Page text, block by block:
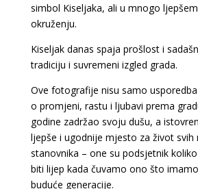
simbol Kiseljaka, ali u mnogo
okruženju.
Kiseljak danas spaja prošlost i
tradiciju i suvremeni izgled grada.
Ove fotografije nisu samo
o promjeni, rastu i ljubavi prema
godine zadržao svoju dušu, a
ljepše i ugodnije mjesto za život svih
stanovnika – one su podsjetnik
biti lijep kada čuvamo ono što
buduće generacije.